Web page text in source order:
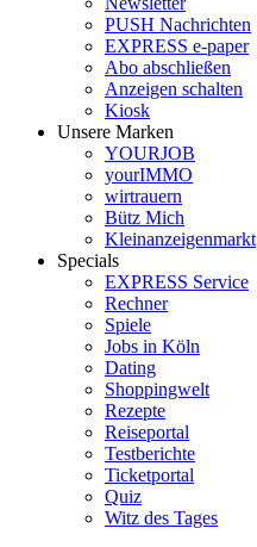
PUSH Nachrichten
EXPRESS e-paper
Abo abschließen
Anzeigen schalten
Kiosk
Unsere Marken
YOURJOB
yourIMMO
wirtrauern
Bütz Mich
Kleinanzeigenmarkt
Specials
EXPRESS Service
Rechner
Spiele
Jobs in Köln
Dating
Shoppingwelt
Rezepte
Reiseportal
Testberichte
Ticketportal
Quiz
Witz des Tages